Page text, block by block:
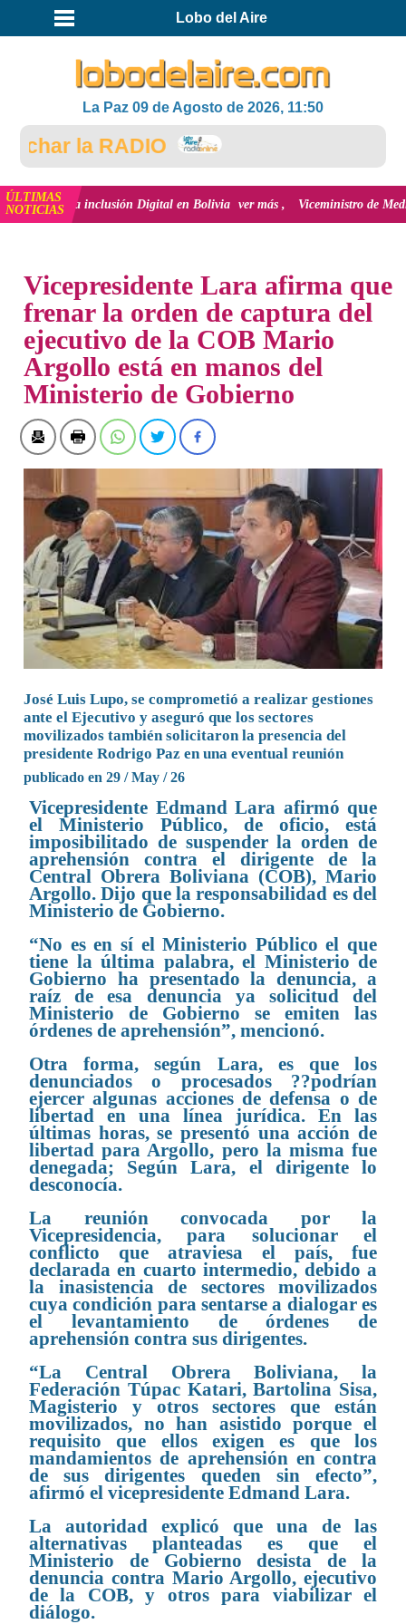
Lobo del Aire
La Paz 09 de Agosto de 2026, 11:50
la RADIO
ÚLTIMAS
NOTICIAS
y la inclusión Digital en Bolivia ver más Viceministro de Medio
Vicepresidente Lara afirma que
frenar la orden de captura del
ejecutivo de la COB Mario
Argollo está en manos del
Ministerio de Gobierno
José Luis Lupo, se comprometió a realizar gestiones
ante el Ejecutivo y aseguró que los sectores
movilizados también solicitaron la presencia del
presidente Rodrigo Paz en una eventual reunión
publicado en 29 / May / 26
Vicepresidente Edmand Lara afirmó que
el Ministerio Público, de oficio, está
imposibilitado de suspender la orden de
aprehensión contra el dirigente de la
Central Obrera Boliviana (COB), Mario
Argollo. Dijo que la responsabilidad es del
Ministerio de Gobierno.
“No es en sí el Ministerio Público el que
tiene la última palabra, el Ministerio de
Gobierno ha presentado la denuncia, a
raíz de esa denuncia ya solicitud del
Ministerio de Gobierno se emiten las
órdenes de aprehensión”, mencionó.
Otra forma, según Lara, es que los
denunciados o procesados ??podrían
ejercer algunas acciones de defensa o de
libertad en una línea jurídica. En las
últimas horas, se presentó una acción de
libertad para Argollo, pero la misma fue
denegada; Según Lara, el dirigente lo
desconocía.
La reunión convocada por la
Vicepresidencia, para solucionar el
conflicto que atraviesa el país, fue
declarada en cuarto intermedio, debido a
la inasistencia de sectores movilizados
cuya condición para sentarse a dialogar es
el levantamiento de órdenes de
aprehensión contra sus dirigentes.
“La Central Obrera Boliviana, la
Federación Túpac Katari, Bartolina Sisa,
Magisterio y otros sectores que están
movilizados, no han asistido porque el
requisito que ellos exigen es que los
mandamientos de aprehensión en contra
de sus dirigentes queden sin efecto”,
afirmó el vicepresidente Edmand Lara.
La autoridad explicó que una de las
alternativas planteadas es que el
Ministerio de Gobierno desista de la
denuncia contra Mario Argollo, ejecutivo
de la COB, y otros para viabilizar el
diálogo.